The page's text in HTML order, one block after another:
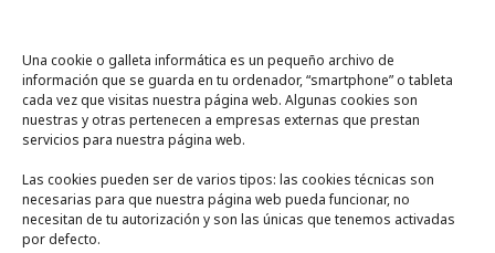
Una cookie o galleta informática es un pequeño archivo de
información que se guarda en tu ordenador, “smartphone” o tableta
cada vez que visitas nuestra página web. Algunas cookies son
nuestras y otras pertenecen a empresas externas que prestan
servicios para nuestra página web.
Las cookies pueden ser de varios tipos: las cookies técnicas son
necesarias para que nuestra página web pueda funcionar, no
necesitan de tu autorización y son las únicas que tenemos activadas
por defecto.
A un click